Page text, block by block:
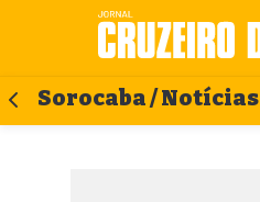
Sorocaba / Notícias